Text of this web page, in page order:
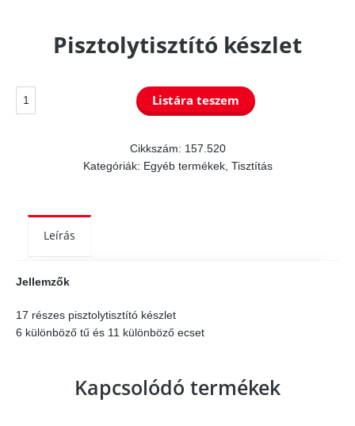
Pisztolytisztító készlet
Pisztolytisztító
mennyiség
Listára teszem
Cikkszám: 157.520
Kategóriák: Egyéb termékek, Tisztítás
Leírás
Jellemzők
17 részes pisztolytisztító készlet
6 különböző tű és 11 különböző ecset
Kapcsolódó termékek